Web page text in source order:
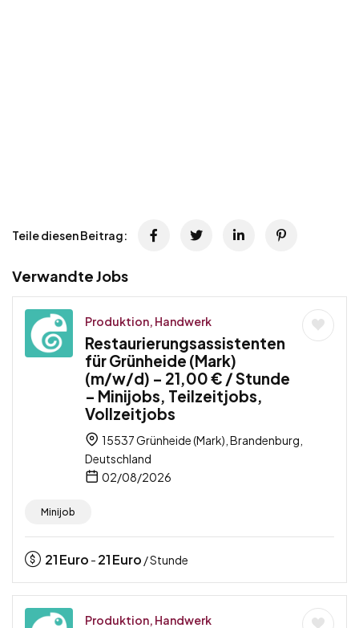
Teile diesen Beitrag:
Verwandte Jobs
Produktion, Handwerk
Restaurierungsassistenten
für Grünheide (Mark)
(m/w/d) – 21,00 € / Stunde
– Minijobs, Teilzeitjobs,
Vollzeitjobs
15537 Grünheide (Mark), Brandenburg,
Deutschland
02/08/2026
Minijob
21Euro - 21Euro / Stunde
Produktion, Handwerk